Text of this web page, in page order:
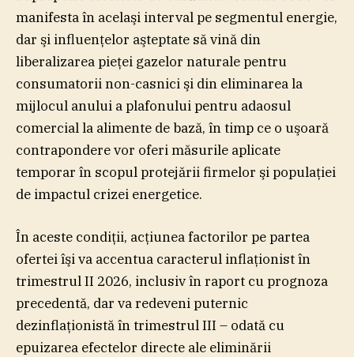
manifesta în acelaşi interval pe segmentul energie,
dar şi influenţelor aşteptate să vină din
liberalizarea pieţei gazelor naturale pentru
consumatorii non-casnici şi din eliminarea la
mijlocul anului a plafonului pentru adaosul
comercial la alimente de bază, în timp ce o uşoară
contrapondere vor oferi măsurile aplicate
temporar în scopul protejării firmelor şi populaţiei
de impactul crizei energetice.
În aceste condiţii, acţiunea factorilor pe partea
ofertei îşi va accentua caracterul inflaţionist în
trimestrul II 2026, inclusiv în raport cu prognoza
precedentă, dar va redeveni puternic
dezinflaţionistă în trimestrul III – odată cu
epuizarea efectelor directe ale eliminării